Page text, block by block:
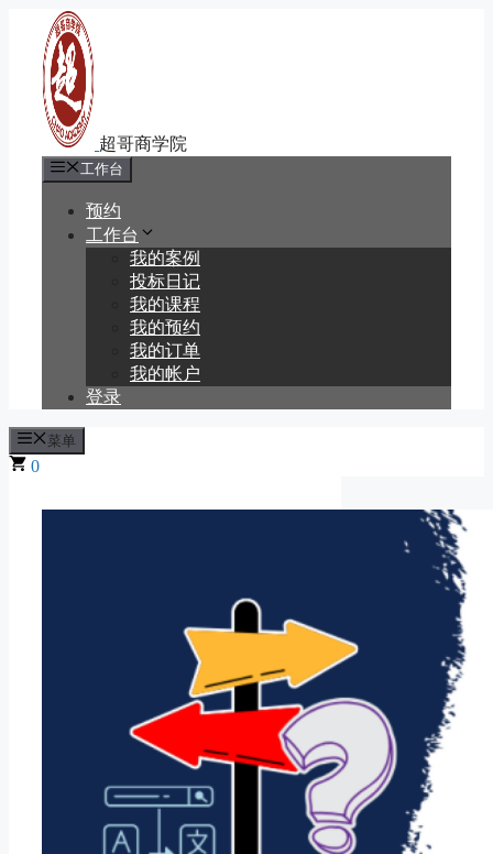
工作台
预约
工作台
我的案例
投标日记
我的课程
我的预约
我的订单
我的帐户
登录
菜单
0